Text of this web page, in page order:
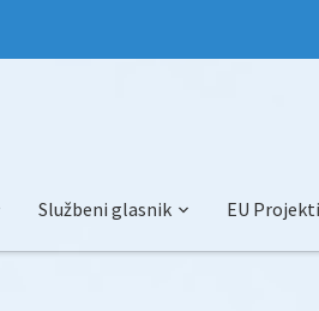
Službeni glasnik EU Projekti